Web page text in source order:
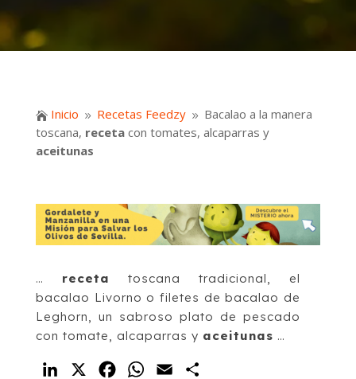
 Inicio 9 Recetas Feedzy 9 Bacalao a la manera
toscana, recetacon tomates, alcaparras y
aceitunas
… receta
toscana tradicional, el
bacalao Livorno o filetes de bacalao de
Leghorn, un sabroso plato de pescado
con tomate, alcaparras y aceitunas …
LinkedIn FacebookWhatsApp
Email